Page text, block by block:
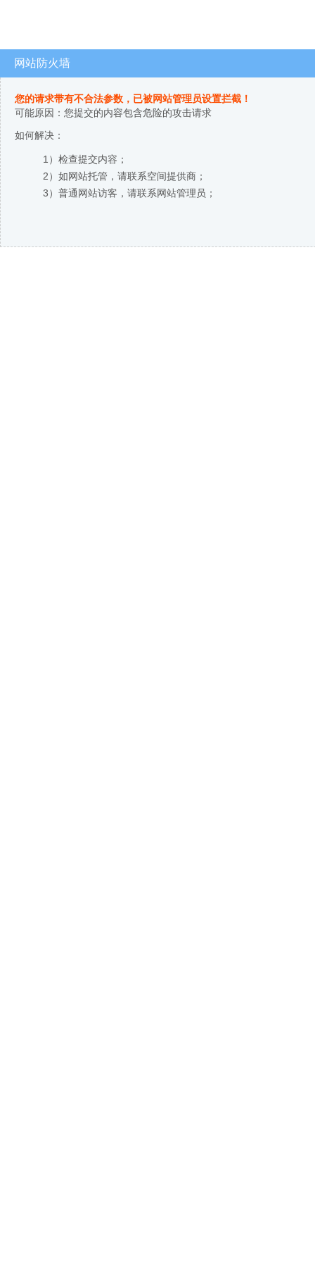
网站防火墙
您的请求带有不合法参数，已被网站管理员设置拦截！
可能原因：您提交的内容包含危险的攻击请求
如何解决：
1）检查提交内容；
2）如网站托管，请联系空间提供商；
3）普通网站访客，请联系网站管理员；